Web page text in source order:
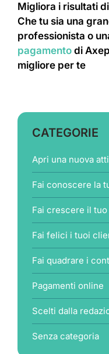
Migliora i risultati
Che tu sia una
professionista o
pagamento di
migliore per te
CATEGORIE
Apri una nuova
Fai conoscere la
Fai crescere il
Fai felici i tuoi
Fai quadrare i
Pagamenti online
Scelti dalla
Senza categoria